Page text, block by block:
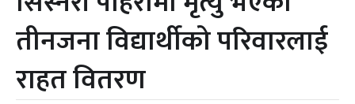
तीनजना विद्यार्थीको परिवारलाई
राहत वितरण